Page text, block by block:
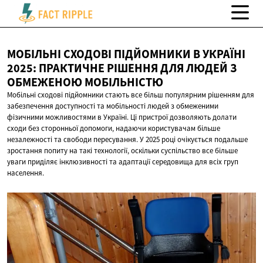
МОБІЛЬНІ СХОДОВІ ПІДЙОМНИКИ В УКРАЇНІ
2025: ПРАКТИЧНЕ РІШЕННЯ ДЛЯ ЛЮДЕЙ З
ОБМЕЖЕНОЮ МОБІЛЬНІСТЮ
Мобільні сходові підйомники стають все більш популярним рішенням для
забезпечення доступності та мобільності людей з обмеженими
фізичними можливостями в Україні. Ці пристрої дозволяють долати
сходи без сторонньої допомоги, надаючи користувачам більше
незалежності та свободи пересування. У 2025 році очікується подальше
зростання попиту на такі технології, оскільки суспільство все більше
уваги приділяє інклюзивності та адаптації середовища для всіх груп
населення.